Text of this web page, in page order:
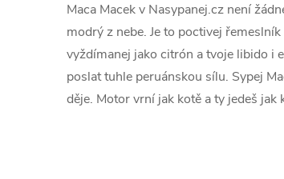
Maca Macek v Nasypanej.cz není
modrý z nebe. Je to poctivej
vyždímanej jako citrón a tvoje libido i
poslat tuhle peruánskou sílu. Sypej
děje. Motor vrní jak kotě a ty jedeš jak